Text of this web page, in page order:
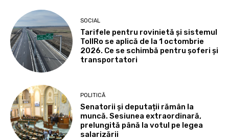
SOCIAL
Tarifele pentru rovinietă și sistemul
TollRo se aplică de la 1 octombrie
2026. Ce se schimbă pentru șoferi și
transportatori
POLITICĂ
Senatorii și deputații rămân la
muncă. Sesiunea extraordinară,
prelungită până la votul pe legea
salarizării